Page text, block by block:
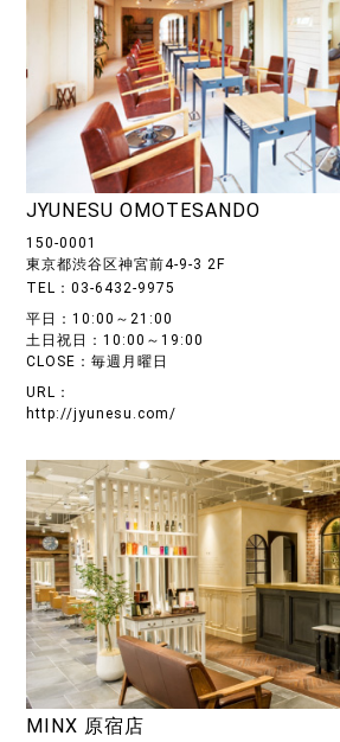
JYUNESU OMOTESANDO
150-0001
東京都渋谷区神宮前4-9-3 2F
TEL：03-6432-9975
平日：10:00～21:00
土日祝日：10:00～19:00
CLOSE：毎週月曜日
URL：
http://jyunesu.com/
MINX 原宿店